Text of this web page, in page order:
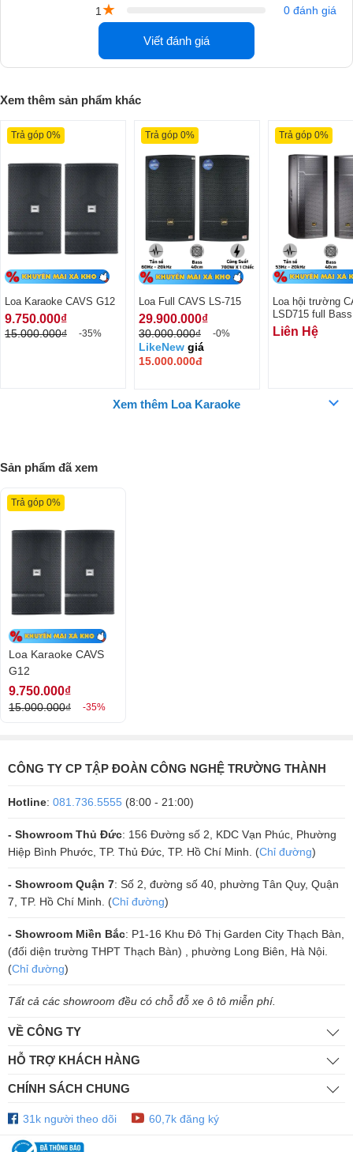
Ngoài chất lượng sản phẩm của các thương
hiệu lớn, chúng tôi còn cung cấp đầy đủ các dịch vụ hậu mãi
như giao hàng, bảo hành, tư vấn lắp đặt. Loa full CAVS
G12 đảm bảo sự hài lòng cho mọi người dùng
Power)
Loa full CAVS G12 là dòng sản phẩm loa bass 30cm mạnh mẽ của
thương hiệu CAVS được sản xuất theo công
nghệ Mỹ. Với công suất tối đa từ 500W đến 1500W thích hợp kết
suất sử dụng trong phòng lớn. Sản phẩm này được trang bị thiết kế
loa mạnh mẽ. Hệ thống
loa trong thùng và loa bass, cone được mở rộng hơn nhằm mang đến
người nghe những trải nghiệm tuyệt vời cùng chất lượng âm
thanh trong trẻo, chân thực nhất.
Khỏe Unlimited Woofer NEODYMIUM
Dòng loa đầy đủ CAVS G12 có loa trầm loại
dụng trong phòng hát gia đình, phòng trà nhỏ, v.v. CAVS thiết kế và
nghiên cứu sản phẩm phù hợp với mọi nhu cầu của người
dùng. người dùng. Kích thước bass 30cm phù hợp với
các amply, amply có công suất từ ​​
500W trở lên mà vẫn đảm bảo được độ bền, chắc chắn của loa
dụng liên tục trong các phòng karaoke thương mại.
Unlimited Woofer
1★ 0 đánh giá
Viết đánh giá
Xem thêm sản phẩm khác
Loa Karaoke CAVS G12
Trả góp 0%
9.750.000₫
15.000.000₫ -35%
Loa Full CAVS LS-715
Trả góp 0%
29.900.000₫
30.000.000₫ -0%
LikeNew giá
15.000.000đ
Loa hội trường
LSD715 full
Trả góp 0%
Liên Hệ
Xem thêm Loa Karaoke
Sản phẩm đã xem
Loa Karaoke CAVS
G12
Trả góp 0%
9.750.000₫
15.000.000₫ -35%
CÔNG TY CP TẬP ĐOÀN CÔNG NGHỆ TRƯỜNG THÀNH
Hotline: 081.736.5555 (8:00 - 21:00)
- Showroom Thủ Đức: 156 Đường số 2, KDC Vạn Phúc, Phường
Hiệp Bình Phước, TP. Thủ Đức, TP. Hồ Chí Minh. (Chỉ đường)
- Showroom Quận 7: Số 2, đường số 40, phường Tân Quy, Quận
7, TP. Hồ Chí Minh. (Chỉ đường)
- Showroom Miền Bắc: P1-16 Khu Đô Thị Garden City Thạch Bàn,
(đối diện trường THPT Thạch Bàn) , phường Long Biên, Hà Nội.
(Chỉ đường)
Tất cả các showroom đều có chỗ đỗ xe ô tô miễn phí.
VỀ CÔNG TY
HỖ TRỢ KHÁCH HÀNG
CHÍNH SÁCH CHUNG
31k người theo dõi 60,7k đăng ký